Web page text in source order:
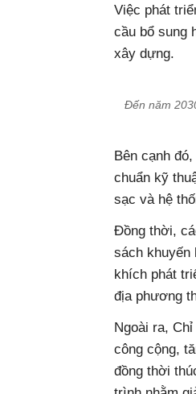
Việc phát
cầu bổ sung
xây dựng.
Đến năm
Bên cạnh
chuẩn kỹ
sạc và hệ
Đồng thời,
sách khuyến
khích phát
địa phương
Ngoài ra,
công cộng,
đồng thời